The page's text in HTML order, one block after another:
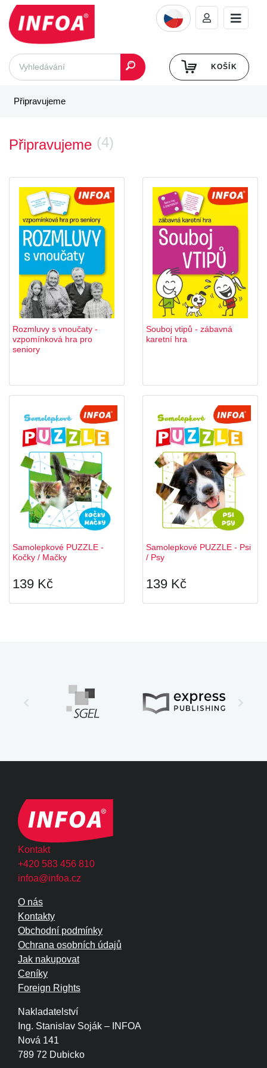
KOŠÍK
Připravujeme
Připravujeme (4)
Rozmluvy s vnoučaty -
vzpomínková hra pro
seniory
Souboj vtipů - zábavná
karetní hra
Samolepkové PUZZLE -
Kočky / Mačky
139 Kč
Samolepkové PUZZLE - Psi
/ Psy
139 Kč
Kontakt
+420 583 456 810
infoa@infoa.cz
Nakladatelství
Ing. Stanislav Soják – INFOA
Nová 141
789 72 Dubicko
O nás
Kontakty
Obchodní podmínky
Ochrana osobních údajů
Jak nakupovat
Ceníky
Foreign Rights